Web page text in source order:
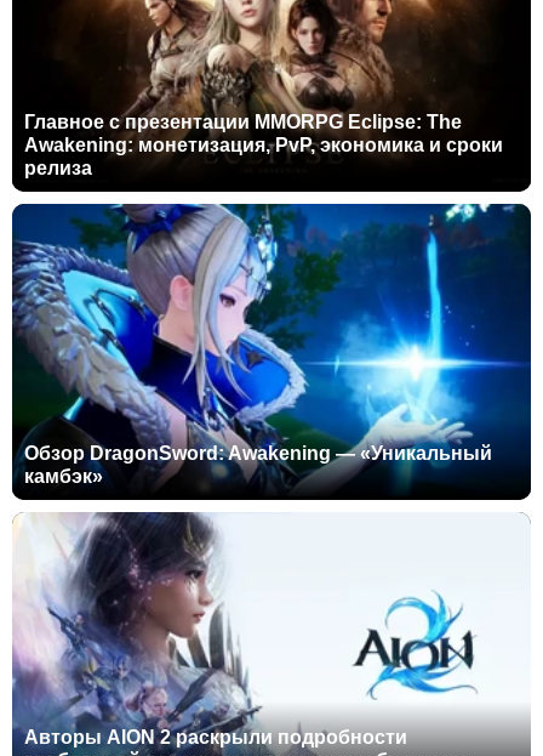
Главное с презентации MMORPG Eclipse: The
Awakening: монетизация, PvP, экономика и сроки
релиза
Обзор DragonSword: Awakening — «Уникальный
камбэк»
Авторы AION 2 раскрыли подробности